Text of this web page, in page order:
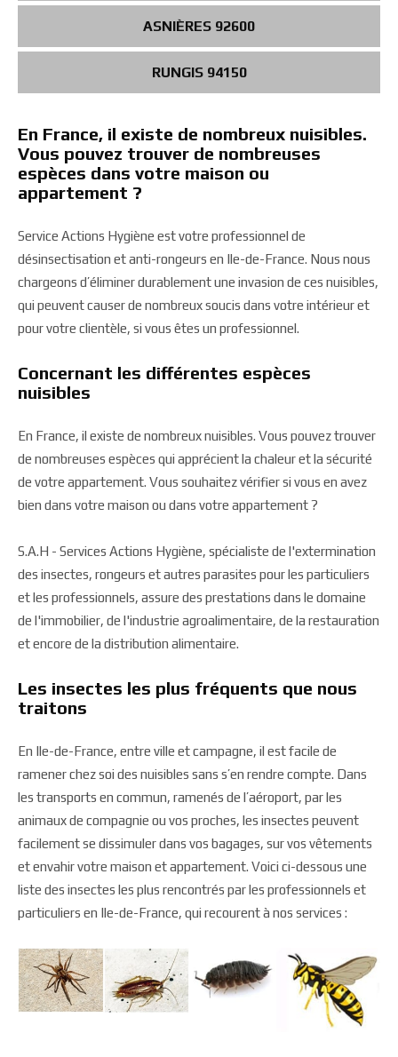
ASNIÈRES 92600
RUNGIS 94150
En France, il existe de nombreux nuisibles.
Vous pouvez trouver de nombreuses
espèces dans votre maison ou
appartement ?
Service Actions Hygiène est votre professionnel de
désinsectisation et anti-rongeurs en Ile-de-France. Nous nous
chargeons d’éliminer durablement une invasion de ces nuisibles,
qui peuvent causer de nombreux soucis dans votre intérieur et
pour votre clientèle, si vous êtes un professionnel.
Concernant les différentes espèces
nuisibles
En France, il existe de nombreux nuisibles. Vous pouvez trouver
de nombreuses espèces qui apprécient la chaleur et la sécurité
de votre appartement. Vous souhaitez vérifier si vous en avez
bien dans votre maison ou dans votre appartement ?
S.A.H - Services Actions Hygiène, spécialiste de l'extermination
des insectes, rongeurs et autres parasites pour les particuliers
et les professionnels, assure des prestations dans le domaine
de l'immobilier, de l'industrie agroalimentaire, de la restauration
et encore de la distribution alimentaire.
Les insectes les plus fréquents que nous
traitons
En Ile-de-France, entre ville et campagne, il est facile de
ramener chez soi des nuisibles sans s’en rendre compte. Dans
les transports en commun, ramenés de l’aéroport, par les
animaux de compagnie ou vos proches, les insectes peuvent
facilement se dissimuler dans vos bagages, sur vos vêtements
et envahir votre maison et appartement. Voici ci-dessous une
liste des insectes les plus rencontrés par les professionnels et
particuliers en Ile-de-France, qui recourent à nos services :